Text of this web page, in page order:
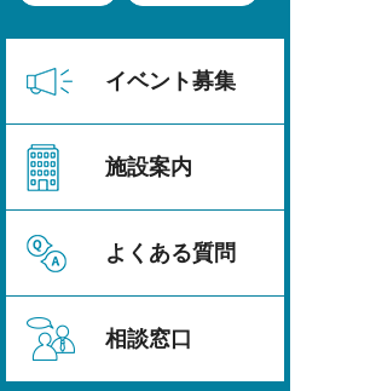
イベント募集
施設案内
よくある質問
相談窓口